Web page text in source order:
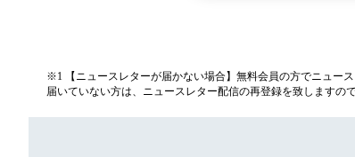
※1 【ニュースレターが届かない場合】無料会員の方でニュー
届いていない方は、ニュースレター配信の再登録を致しますの